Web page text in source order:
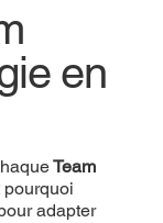
en
Team
pourquoi
adapter